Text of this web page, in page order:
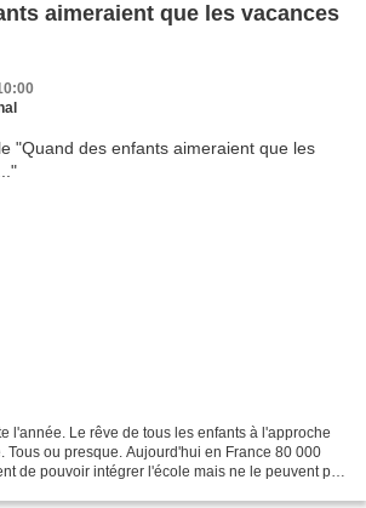
aimeraient que les vacances
l'année. Le rêve de tous les enfants à l'approche
Tous ou presque. Aujourd'hui en France 80 000
de pouvoir intégrer l'école mais ne le peuvent pas